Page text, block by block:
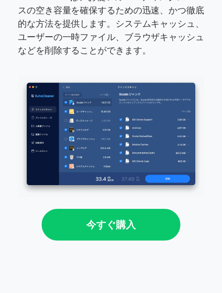
スの空き容量を確保するための迅速、かつ徹底
的な方法を提供します。システムキャッシュ、
ユーザーの一時ファイル、ブラウザキャッシュ
などを削除することができます。
今すぐ購入